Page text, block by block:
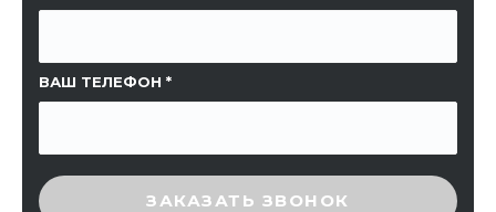
ВАШ ТЕЛЕФОН
ВВЕДИТЕ ПРОВЕРОЧНЫЙ КОД
ЗАКАЗАТЬ ЗВОНОК